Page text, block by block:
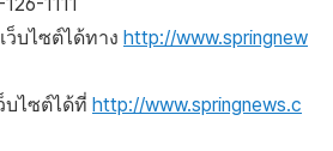
บไซต์ได้ทาง http://www.springnew
บไซต์ได้ที่ http://www.springnews.c